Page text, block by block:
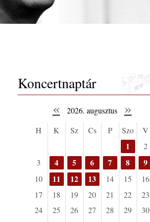
Koncertnaptár
« 2026. augusztus »
H K Sz Cs P Szo V
1
2
3
4 5 6 7 8 9
10 11 12 13 14 15
16
17
18 19 20 21 22
23
24
25 26 27 28 29
30